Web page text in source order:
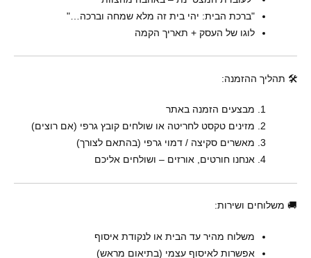
"ברכת הבית: יהי בית זה מלא שמחה וברכה…"
לוגו של העסק + תאריך הקמה
🛠 תהליך ההזמנה:
מבצעים הזמנה באתר
מזינים טקסט לחריטה או שולחים קובץ גרפי (אם רוצים)
מאשרים סקיצה / דמוי גרפי (בהתאם לצורך)
אנחנו חורטים, אורזים – ושולחים אליכם
🚚 משלוחים ושירות:
משלוח מהיר עד הבית או לנקודת איסוף
אפשרות לאיסוף עצמי (בתיאום מראש)